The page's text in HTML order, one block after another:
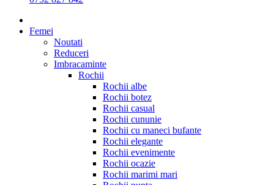
Femei
Noutati
Reduceri
Imbracaminte
Rochii
Rochii albe
Rochii botez
Rochii casual
Rochii cununie
Rochii cu maneci bufante
Rochii elegante
Rochii evenimente
Rochii ocazie
Rochii marimi mari